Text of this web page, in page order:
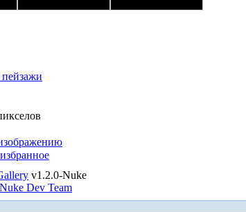
v1.2.0-Nuke
Dev Team